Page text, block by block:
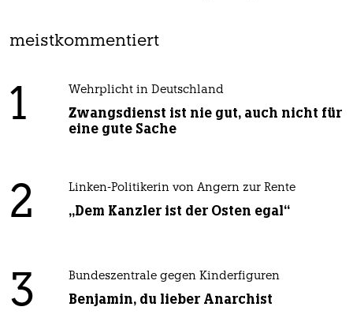
meistkommentiert
1 Wehrplicht in Deutschland
Zwangsdienst ist nie gut, auch nicht für
eine gute Sache
2 Linken-Politikerin von Angern zur Rente
„Dem Kanzler ist der Osten egal“
3 Bundeszentrale gegen Kinderfiguren
Benjamin, du lieber Anarchist